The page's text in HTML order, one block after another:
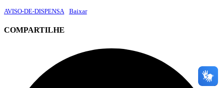
AVISO-DE-DISPENSA Baixar
COMPARTILHE